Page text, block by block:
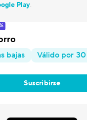
Play.
bajas Válido por
Suscribirse